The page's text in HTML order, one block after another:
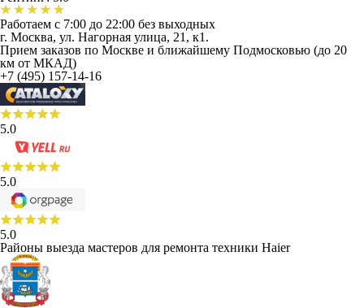
Работаем с 7:00 до 22:00 без выходных
г. Москва, ул. Нагорная улица, 21, к1.
Прием заказов по Москве и ближайшему Подмосковью (до 20
км от МКАД)
+7 (495) 157-14-16
5.0
5.0
5.0
Районы выезда мастеров для ремонта техники Haier